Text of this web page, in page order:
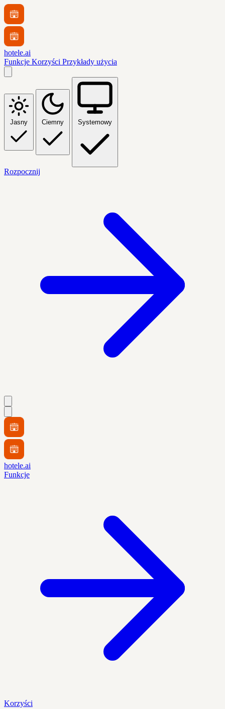
hotele.ai
Funkcje Korzyści Przykłady użycia
Jasny Ciemny Systemowy
Rozpocznij
hotele.ai
Funkcje
Korzyści